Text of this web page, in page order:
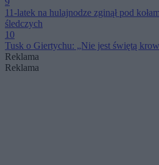
11-latek na hulajnodze zginął pod
śledczych
10
Tusk o Giertychu: „Nie jest świętą
Reklama
Reklama